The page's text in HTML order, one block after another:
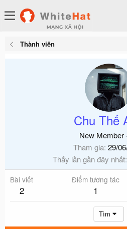
Thành viên
Chu Thế
New Member ·
Tham gia 29/
Thấy lần gần đây nhất
Bài viết
2
Điểm tương tác
1
Tìm